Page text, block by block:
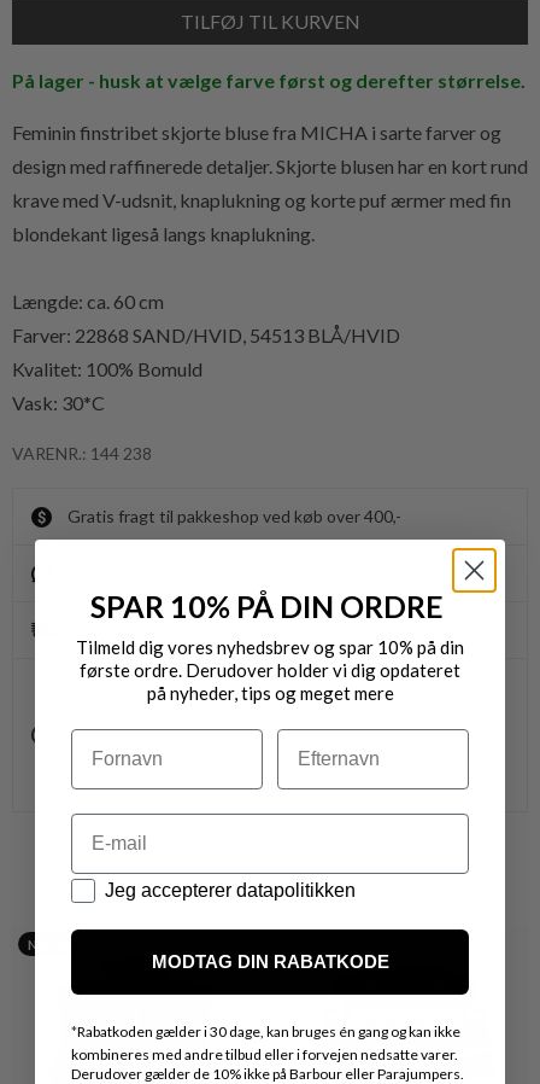
På lager - husk at vælge farve først og derefter størrelse.
Feminin finstribet skjorte bluse fra MICHA i sarte farver og
design med raffinerede detaljer. Skjorte blusen har en kort rund
krave med V-udsnit, knaplukning og korte puf ærmer med fin
blondekant ligeså langs knaplukning.
Længde: ca. 60 cm
Farver: 22868 SAND/HVID, 54513 BLÅ/HVID
Kvalitet: 100% Bomuld
Vask: 30*C
VARENR.: 144 238
Gratis fragt til pakkeshop ved køb over 400,-
Ikke alle vores varer på webshoppen, befinder sig i
vores fysiske butikker.
Kontakt din nærmeste forretning for ydeligere info.
vedr. den ønskede vare.
VARER FRA SAMME MÆRKE
Nyhed
SPAR 10% PÅ DIN ORDRE
Tilmeld dig vores nyhedsbrev og spar 10% på din
første ordre. Derudover holder vi dig opdateret
på nyheder, tips og meget mere
Navn Efternavn
Email
Datapolitik
Jeg accepterer datapolitikken
MODTAG DIN RABATKODE
*Rabatkoden gælder i 30 dage, kan bruges én gang og kan ikke
kombineres med andre tilbud eller i forvejen nedsatte varer.
Derudover gælder de 10% ikke på Barbour eller Parajumpers.